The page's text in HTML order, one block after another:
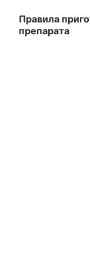
Правила
препарата